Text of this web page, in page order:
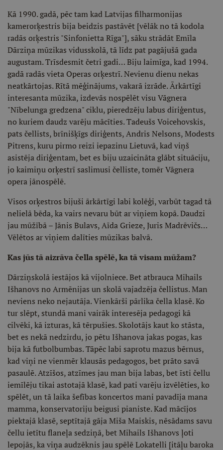
Kā 1990. gadā, pēc tam kad Latvijas filharmonijas
kamerorķestris bija beidzis pastāvēt [vēlāk no tā kodola
radās orķestris "Sinfonietta Rīga"], sāku strādāt Emīla
Dārziņa mūzikas vidusskolā, tā līdz pat pagājušā gada
augustam. Trīsdesmit četri gadi… Biju laimīga, kad 1994.
gadā radās vieta Operas orķestrī. Nevienu dienu nekas
neatkārtojas. Rītā mēģinājums, vakarā izrāde. Ārkārtīgi
interesanta mūzika, izdevās nospēlēt visu Vāgnera
"Nībelunga gredzena" ciklu, pieredzēju labus diriģentus,
no kuriem daudz varēju mācīties. Tadeušs Voicehovskis,
pats čellists, brīnišķīgs diriģents, Andris Nelsons, Modests
Pitrens, kuru pirmo reizi iepazinu Lietuvā, kad viņš
asistēja diriģentam, bet es biju uzaicināta glābt situāciju,
jo kaimiņu orķestrī saslimusi čelliste, tomēr Vāgnera
opera jānospēlē.
Visos orķestros bijuši ārkārtīgi labi kolēģi, varbūt tagad tā
nelielā bēda, ka vairs nevaru būt ar viņiem kopā. Daudzi
jau mūžībā – Jānis Bulavs, Aīda Grieze, Juris Madrēvičs…
Vēlētos ar viņiem dalīties mūzikas balvā.
Kas jūs tā aizrāva čella spēlē, ka tā visam mūžam?
Dārziņskolā iestājos kā vijolniece. Bet atbrauca Mihails
Išhanovs no Armēnijas un skolā vajadzēja čellistus. Man
neviens neko nejautāja. Vienkārši pārlika čella klasē. Ko
tur slēpt, stundā mani vairāk interesēja pedagogi kā
cilvēki, kā izturas, kā tērpušies. Skolotājs kaut ko stāsta,
bet es nekā nedzirdu, jo pētu Išhanova jakas pogas, kas
bija kā futbolbumbas. Tāpēc labi saprotu mazus bērnus,
kad viņi ne vienmēr klausās pedagogos, bet prāto savā
pasaulē. Atzīšos, atzīmes jau man bija labas, bet īsti čellu
iemīlēju tikai astotajā klasē, kad pati varēju izvēlēties, ko
spēlēt, un tā laika šefības koncertos mani pavadīja mana
mamma, konservatoriju beigusi pianiste. Kad mācījos
piektajā klasē, septītajā gāja Miša Maiskis, nēsādams savu
čellu ietītu flaneļa sedziņā, bet Mihails Išhanovs ļoti
lepojās, ka viņa audzēknis jau spēlē Lokatelli [itāļu baroka